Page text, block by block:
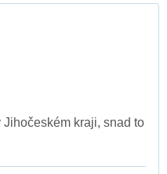
kraji, snad to